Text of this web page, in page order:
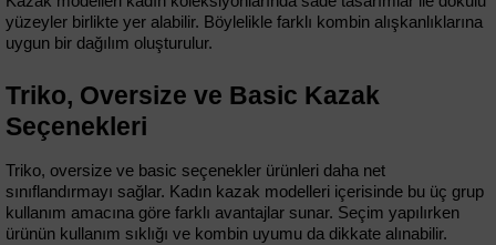
yüzeyler birlikte yer alabilir. Böylelikle farklı kombin alışkanlıklarına
uygun bir dağılım oluşturulur.
Triko, Oversize ve Basic Kazak
Seçenekleri
Triko, oversize ve basic seçenekler ürünleri daha net
sınıflandırmayı sağlar. Kadın kazak modelleri içerisinde bu üç grup
kullanım amacına göre farklı avantajlar sunar. Seçim yapılırken
ürünün kullanım sıklığı ve kombin uyumu da dikkate alınabilir.